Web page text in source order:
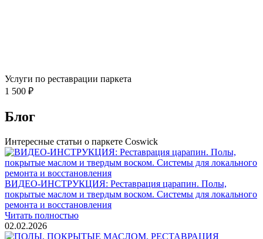
Услуги по реставрации паркета
1 500 ₽
Блог
Интересные статьи о паркете Coswick
ВИДЕО-ИНСТРУКЦИЯ: Реставрация царапин. Полы,
покрытые маслом и твердым воском. Системы для локального
ремонта и восстановления
Читать полностью
02.02.2026